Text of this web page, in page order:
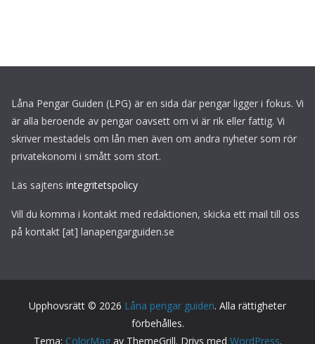
Låna Pengar Guiden (LPG) är en sida där pengar ligger i fokus. Vi
är alla beroende av pengar oavsett om vi är rik eller fattig. Vi
skriver mestadels om lån men även om andra nyheter som rör
privatekonomi i smått som stort.
Läs sajtens integritetspolicy
Vill du komma i kontakt med redaktionen, skicka ett mail till oss
på kontakt [at] lanapengarguiden.se
Upphovsrätt © 2026 Låna pengar guiden. Alla rättigheter
förbehålles.
Tema: ColorMagav ThemeGrill. Drivs med WordPress.